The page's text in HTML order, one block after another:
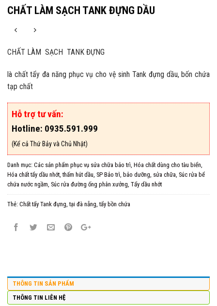
CHẤT LÀM SẠCH TANK ĐỰNG DẦU
CHẤT LÀM SẠCH TANK ĐỰNG
là chất tẩy đa năng phục vụ cho vệ sinh Tank đựng dầu, bốn chứa
tạp chất
Hỗ trợ tư vấn:
Hotline: 0935.591.999
(Kể cả Thứ Bảy và Chủ Nhật)
Danh mục: Các sản phẩm phục vụ sửa chữa bảo trì Hóa chất dùng cho tàu biển
Hóa chất tẩy dầu nhớt, thấm hút dầu SP Bảo trì, bảo dưỡng, sửa chữa Súc rửa bể
chứa nước ngầm Súc rửa đường ống phân xưởng Tẩy dầu nhớt
Thẻ: Chất tẩy Tank đựng ,tại đà nẵng ,tẩy bồn chứa
THÔNG TIN SẢN PHẨM
THÔNG TIN LIÊN HỆ